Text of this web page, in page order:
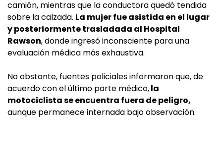
camión, mientras que la conductora quedó tendida
sobre la calzada. La mujer fue asistida en el lugar
y posteriormente trasladada al Hospital
Rawson, donde ingresó inconsciente para una
evaluación médica más exhaustiva.
No obstante, fuentes policiales informaron que, de
acuerdo con el último parte médico,la
motociclista se encuentra fuera de peligro,
aunque permanece internada bajo observación.